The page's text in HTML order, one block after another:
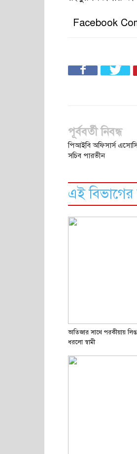
Facebook
পূর্ববর্তী নিবন্ধ
পিআইবি অফিসার্স
সচিব পারভীন
এই
ভাতিজার সাথে পরকীয়ায়
ধরলো স্বামী